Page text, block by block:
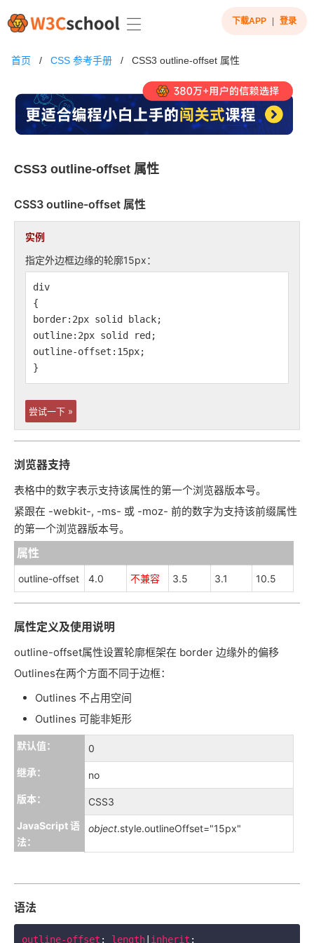
下载APP 登录
首页 / CSS 参考手册 / CSS3 outline-offset 属性
CSS3 outline-offset 属性
CSS3 outline-offset 属性
实例
指定外边框边缘的轮廓15px：
div
{
border:2px solid black;
outline:2px solid red;
outline-offset:15px;
}
尝试一下 »
浏览器支持
表格中的数字表示支持该属性的第一个浏览器版本号。
紧跟在 -webkit-, -ms- 或 -moz- 前的数字为支持该前缀属性
的第一个浏览器版本号。
属性
outline-offset 4.0 不兼容 3.5 3.1 10.5
属性定义及使用说明
outline-offset属性设置轮廓框架在 border 边缘外的偏移
Outlines在两个方面不同于边框：
Outlines 不占用空间
Outlines 可能非矩形
默认值：
0
继承：
no
版本：
CSS3
JavaScript 语
法：
object.style.outlineOffset="15px"
语法
outline-offset : length inherit :